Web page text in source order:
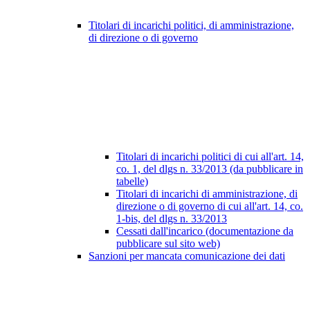
Titolari di incarichi politici, di amministrazione,
di direzione o di governo
Titolari di incarichi politici di cui all'art. 14,
co. 1, del dlgs n. 33/2013 (da pubblicare in
tabelle)
Titolari di incarichi di amministrazione, di
direzione o di governo di cui all'art. 14, co.
1-bis, del dlgs n. 33/2013
Cessati dall'incarico (documentazione da
pubblicare sul sito web)
Sanzioni per mancata comunicazione dei dati